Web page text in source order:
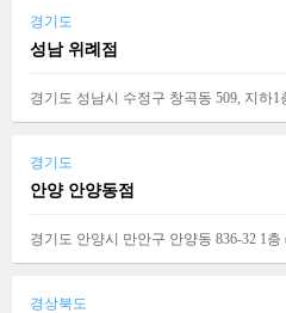
경기도
성남 위례점
경기도 성남시 수정구 창곡동 509, 지하1
경기도
안양 안양동점
경기도 안양시 만안구 안양동 836-32 1층
경상북도